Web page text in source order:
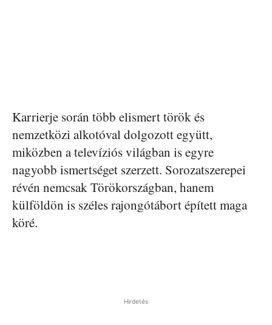
Karrierje során több elismert török és
nemzetközi alkotóval dolgozott együtt,
miközben a televíziós világban is egyre
nagyobb ismertséget szerzett. Sorozatszerepei
révén nemcsak Törökországban, hanem
külföldön is széles rajongótábort épített maga
köré.
Hirdetés